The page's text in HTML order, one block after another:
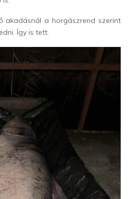
akadásnál a horgászrend szerint
Így is tett.